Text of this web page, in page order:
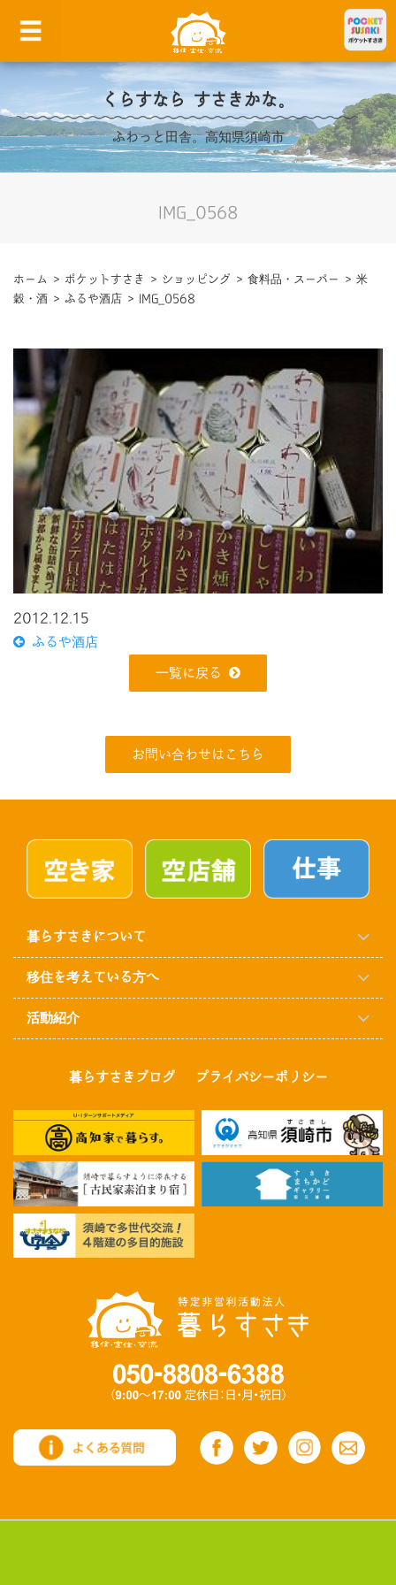
くらすなら すさきかな。
ふわっと田舎。高知県須崎市
IMG_0568
ホーム > ポケットすさき > ショッピング > 食料品・スーパー > 米
穀・酒 > ふるや酒店 > IMG_0568
2012.12.15
ふるや酒店
一覧に戻る
お問い合わせはこちら
暮らすさきについて
移住を考えている方へ
活動紹介
暮らすさきブログ プライバシーポリシー